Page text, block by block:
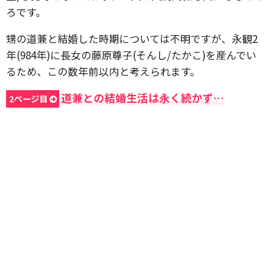
ろです。
甥の道兼と結婚した時期については不明ですが、永観2
年(984年)に長女の藤原尊子(そんし/たかこ)を産んでい
るため、この数年前以内と考えられます。
2ページ目 道兼との結婚生活は永く続かず…